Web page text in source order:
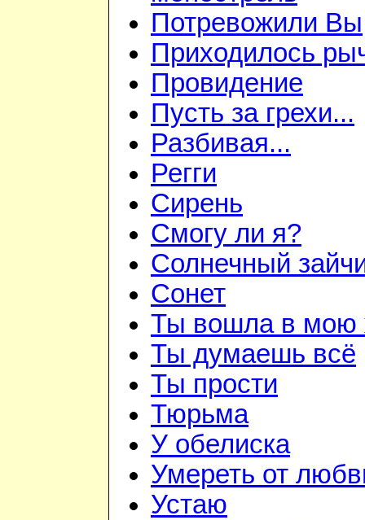
Потревожили Вы
Приходилось
Провидение
Пусть за грехи...
Разбивая...
Регги
Сирень
Смогу ли я?
Солнечный
Сонет
Ты вошла в мою
Ты думаешь всё
Ты прости
Тюрьма
У обелиска
Умереть от
Устаю